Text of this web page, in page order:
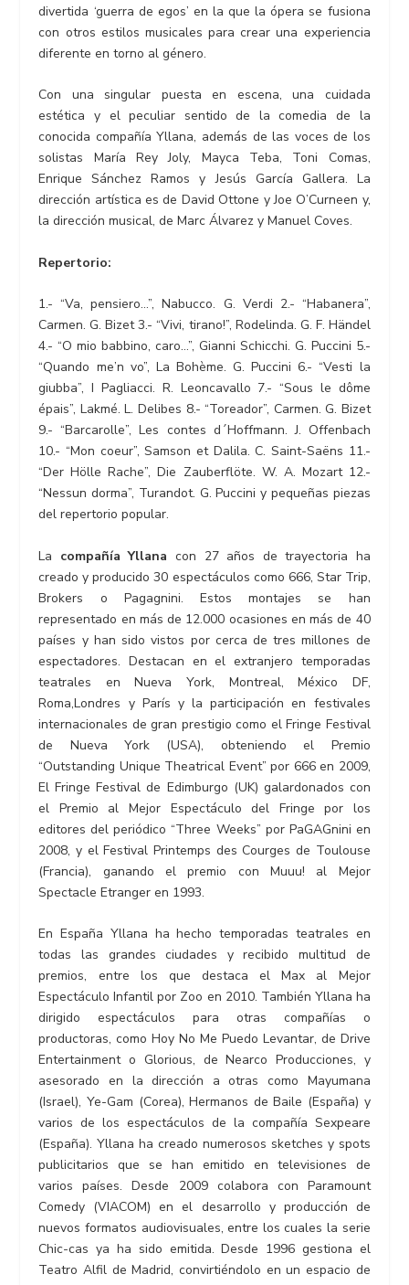
divertida ‘guerra de egos’ en la que la ópera se fusiona
con otros estilos musicales para crear una experiencia
diferente en torno al género.
Con una singular puesta en escena, una cuidada
estética y el peculiar sentido de la comedia de la
conocida compañía Yllana, además de las voces de los
solistas María Rey Joly, Mayca Teba, Toni Comas,
Enrique Sánchez Ramos y Jesús García Gallera. La
dirección artística es de David Ottone y Joe O’Curneen y,
la dirección musical, de Marc Álvarez y Manuel Coves.
Repertorio:
1.- “Va, pensiero…”, Nabucco. G. Verdi 2.- “Habanera”,
Carmen. G. Bizet 3.- “Vivi, tirano!”, Rodelinda. G. F. Händel
4.- “O mio babbino, caro…”, Gianni Schicchi. G. Puccini 5.-
“Quando me’n vo”, La Bohème. G. Puccini 6.- “Vesti la
giubba”, I Pagliacci. R. Leoncavallo 7.- “Sous le dôme
épais”, Lakmé. L. Delibes 8.- “Toreador”, Carmen. G. Bizet
9.- “Barcarolle”, Les contes d´Hoffmann. J. Offenbach
10.- “Mon coeur”, Samson et Dalila. C. Saint-Saëns 11.-
“Der Hölle Rache”, Die Zauberflöte. W. A. Mozart 12.-
“Nessun dorma”, Turandot. G. Puccini y pequeñas piezas
del repertorio popular.
La compañía Yllana con 27 años de trayectoria ha
creado y producido 30 espectáculos como 666, Star Trip,
Brokers o Pagagnini. Estos montajes se han
representado en más de 12.000 ocasiones en más de 40
países y han sido vistos por cerca de tres millones de
espectadores. Destacan en el extranjero temporadas
teatrales en Nueva York, Montreal, México DF,
Roma,Londres y París y la participación en festivales
internacionales de gran prestigio como el Fringe Festival
de Nueva York (USA), obteniendo el Premio
“Outstanding Unique Theatrical Event” por 666 en 2009,
El Fringe Festival de Edimburgo (UK) galardonados con
el Premio al Mejor Espectáculo del Fringe por los
editores del periódico “Three Weeks” por PaGAGnini en
2008, y el Festival Printemps des Courges de Toulouse
(Francia), ganando el premio con Muuu! al Mejor
Spectacle Etranger en 1993.
En España Yllana ha hecho temporadas teatrales en
todas las grandes ciudades y recibido multitud de
premios, entre los que destaca el Max al Mejor
Espectáculo Infantil por Zoo en 2010. También Yllana ha
dirigido espectáculos para otras compañías o
productoras, como Hoy No Me Puedo Levantar, de Drive
Entertainment o Glorious, de Nearco Producciones, y
asesorado en la dirección a otras como Mayumana
(Israel), Ye-Gam (Corea), Hermanos de Baile (España) y
varios de los espectáculos de la compañía Sexpeare
(España). Yllana ha creado numerosos sketches y spots
publicitarios que se han emitido en televisiones de
varios países. Desde 2009 colabora con Paramount
Comedy (VIACOM) en el desarrollo y producción de
nuevos formatos audiovisuales, entre los cuales la serie
Chic-cas ya ha sido emitida. Desde 1996 gestiona el
Teatro Alfil de Madrid, convirtiéndolo en un espacio de